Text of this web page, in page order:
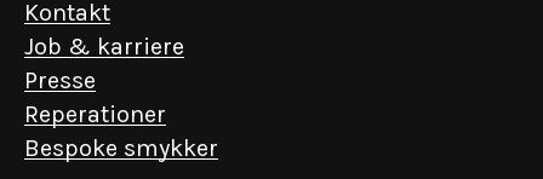
Kontakt
Job & karriere
Presse
Reperationer
Bespoke smykker